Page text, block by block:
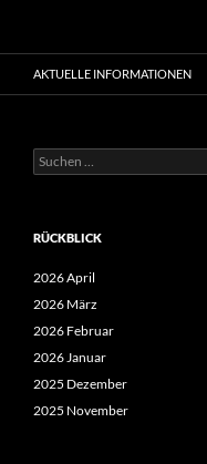
Inhalt
AKTUELLE INFORMATIONEN
Suchen
nach:
RÜCKBLICK
2026 April
2026 März
2026 Februar
2026 Januar
2025 Dezember
2025 November